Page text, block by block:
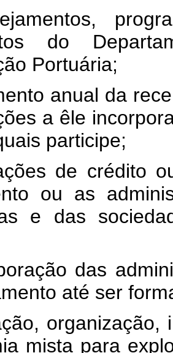
do
Portuária;
anual da
a êle
participe;
de crédito
ou as
e das
das
até ser
organização,
mista para